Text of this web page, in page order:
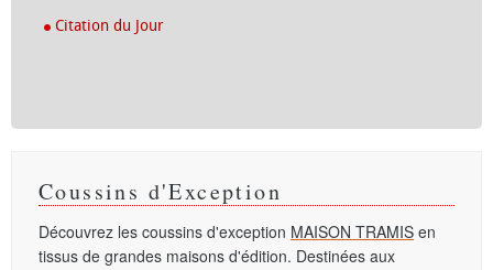
Citation du Jour
Coussins d'Exception
Découvrez les coussins d'exception MAISON TRAMIS en
tissus de grandes maisons d'édition. Destinées aux